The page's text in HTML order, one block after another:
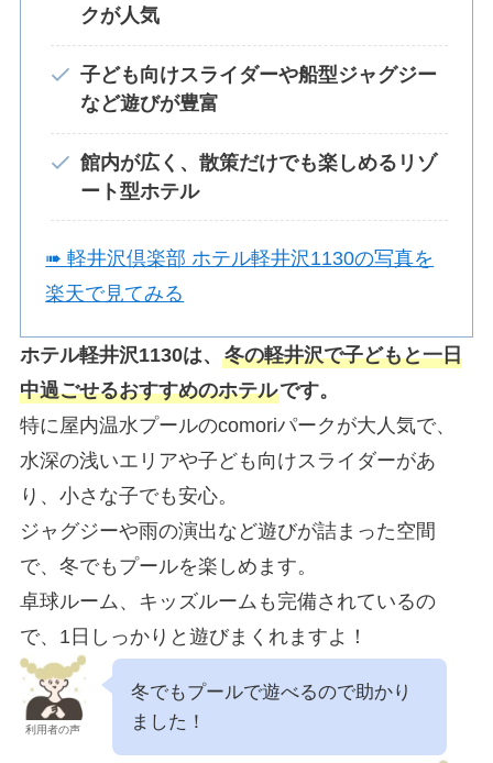
クが人気
子ども向けスライダーや船型ジャグジー
など遊びが豊富
館内が広く、散策だけでも楽しめるリゾ
ート型ホテル
➠ 軽井沢倶楽部 ホテル軽井沢1130の写真を
楽天で見てみる
ホテル軽井沢1130は、 冬の軽井沢で子どもと一日
中過ごせるおすすめのホテルです。
特に屋内温水プールのcomoriパークが大人気で、
水深の浅いエリアや子ども向けスライダーがあ
り、小さな子でも安心。
ジャグジーや雨の演出など遊びが詰まった空間
で、冬でもプールを楽しめます。
卓球ルーム、キッズルームも完備されているの
で、1日しっかりと遊びまくれますよ！
利用者の声
冬でもプールで遊べるので助かり
ました！